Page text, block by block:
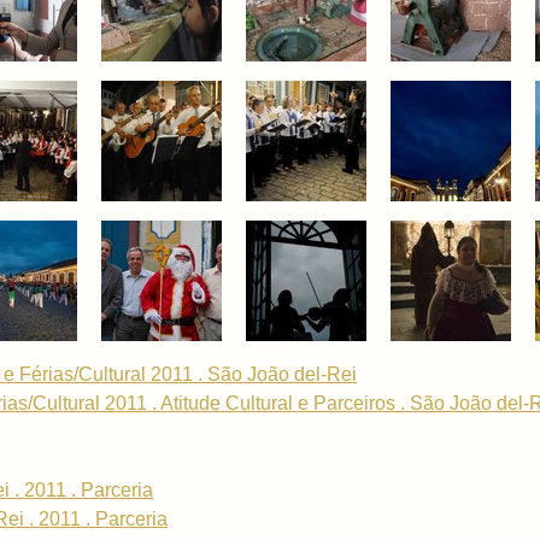
Férias/Cultural 2011 . São João del-Rei
Cultural 2011 . Atitude Cultural e Parceiros . São João del-
. 2011 . Parceria
. 2011 . Parceria